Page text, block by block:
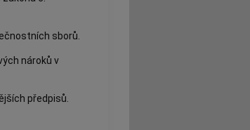
sborů.
nároků v
předpisů.